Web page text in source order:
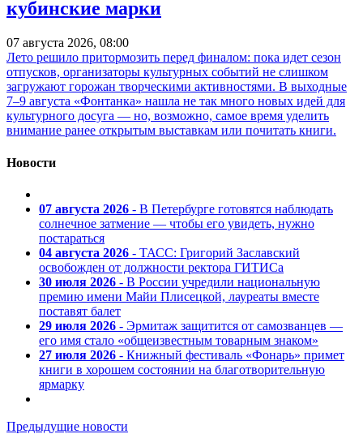
кубинские марки
07 августа 2026, 08:00
Лето решило притормозить перед финалом: пока идет сезон
отпусков, организаторы культурных событий не слишком
загружают горожан творческими активностями. В выходные
7–9 августа «Фонтанка» нашла не так много новых идей для
культурного досуга — но, возможно, самое время уделить
внимание ранее открытым выставкам или почитать книги.
Новости
07 августа 2026 - В Петербурге готовятся наблюдать
солнечное затмение — чтобы его увидеть, нужно
постараться
04 августа 2026 - ТАСС: Григорий Заславский
освобожден от должности ректора ГИТИСа
30 июля 2026 - В России учредили национальную
премию имени Майи Плисецкой, лауреаты вместе
поставят балет
29 июля 2026 - Эрмитаж защитится от самозванцев —
его имя стало «общеизвестным товарным знаком»
27 июля 2026 - Книжный фестиваль «Фонарь» примет
книги в хорошем состоянии на благотворительную
ярмарку
Предыдущие новости